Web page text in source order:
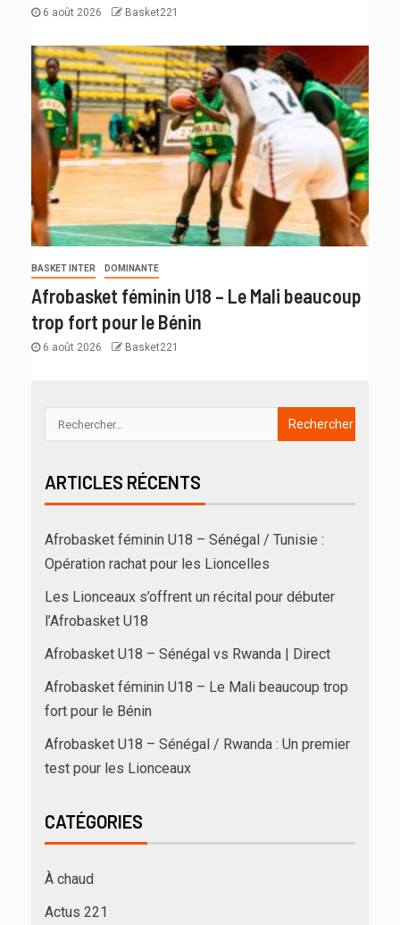
6 août 2026 Basket221
BASKET INTER DOMINANTE
Afrobasket féminin U18 – Le Mali beaucoup
trop fort pour le Bénin
6 août 2026 Basket221
ARTICLES RÉCENTS
Afrobasket féminin U18 – Sénégal / Tunisie :
Opération rachat pour les Lioncelles
Les Lionceaux s’offrent un récital pour débuter
l’Afrobasket U18
Afrobasket U18 – Sénégal vs Rwanda | Direct
Afrobasket féminin U18 – Le Mali beaucoup trop
fort pour le Bénin
Afrobasket U18 – Sénégal / Rwanda : Un premier
test pour les Lionceaux
CATÉGORIES
À chaud
Actus 221